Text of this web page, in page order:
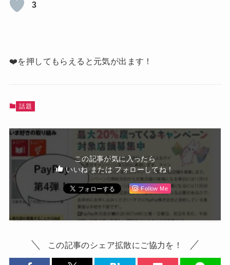
3
❤️を押してもらえると元気が出ます！
話題
この記事が気に入ったら
いいね または フォローしてね！
Follow Me
この記事のシェア拡散にご協力を！